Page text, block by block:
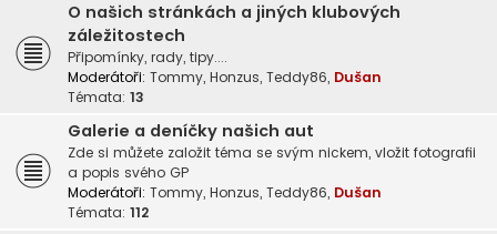
O našich stránkách a jiných klubových
záležitostech
Připomínky, rady, tipy....
Moderátoři: Tommy, Honzus, Teddy86, Dušan
Témata: 13
Galerie a deníčky našich aut
Zde si můžete založit téma se svým nickem, vložit fotografii
a popis svého GP
Moderátoři: Tommy, Honzus, Teddy86, Dušan
Témata: 112